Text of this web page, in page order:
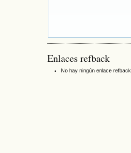
Enlaces refback
No hay ningún enlace refback.